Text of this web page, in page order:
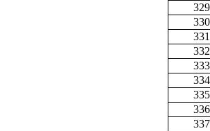
329
330
331
332
333
334
335
336
337